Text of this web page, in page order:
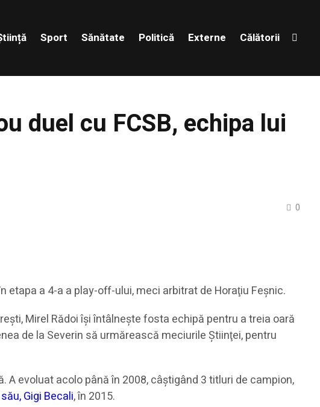
Sport Sănătate Politică Externe Călătorii
duel cu FCSB, echipa lui
0
etapa a 4-a a play-off-ului, meci arbitrat de Horaţiu Feşnic.
Mirel Rădoi îşi întâlneşte fosta echipă pentru a treia oară
de la Severin să urmărească meciurile Ştiinţei, pentru
evoluat acolo până în 2008, câştigând 3 titluri de campion,
Gigi Becali, în 2015.